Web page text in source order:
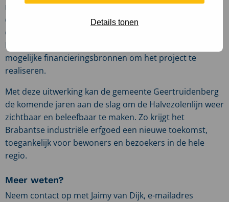
Details tonen
niet alleen de mogelijkheden voor het levend maken van
deze route gepresenteerd, maar ook concrete
oplossingen voor de uitdagingen langs het tracé.
Daarnaast biedt de rapportage een overzicht van
mogelijke financieringsbronnen om het project te
realiseren.
Met deze uitwerking kan de gemeente Geertruidenberg
de komende jaren aan de slag om de Halvezolenlijn weer
zichtbaar en beleefbaar te maken. Zo krijgt het
Brabantse industriële erfgoed een nieuwe toekomst,
toegankelijk voor bewoners en bezoekers in de hele
regio.
Meer weten?
Neem contact op met Jaimy van Dijk, e-mailadres